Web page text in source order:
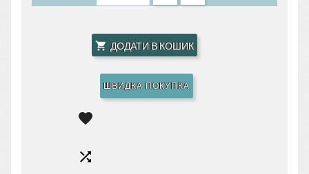
 ДОДАТИ В КОШИК
ШВИДКА ПОКУПКА

